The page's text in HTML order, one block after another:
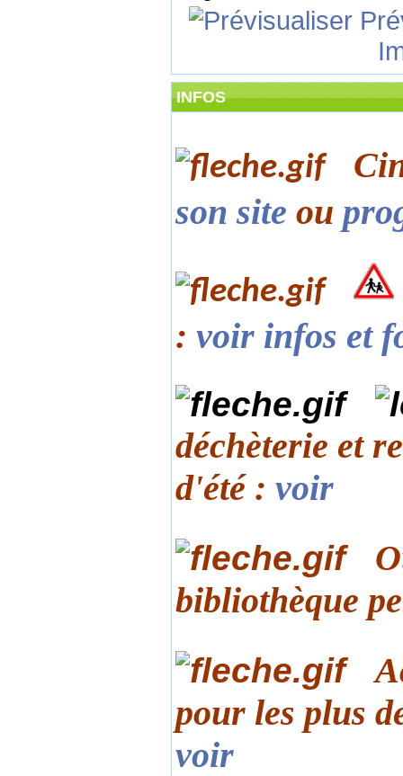
INFOS
son site ou
: voir infos et
déchèterie et
d'été: voir
bibliothèque
pour les plus
voir